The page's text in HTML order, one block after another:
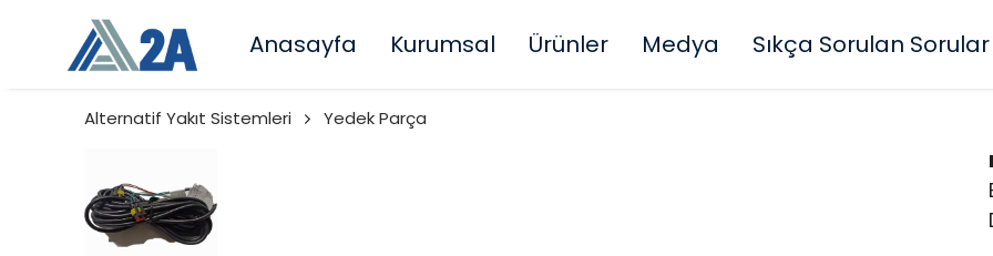
Anasayfa Kurumsal Ürünler Medya Sıkça Sorulan Sorular
Alternatif Yakıt Sistemleri Yedek Parça